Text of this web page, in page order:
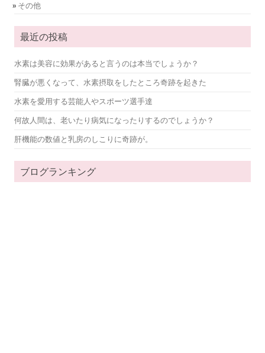
その他
最近の投稿
水素は美容に効果があると言うのは本当でしょうか？
腎臓が悪くなって、水素摂取をしたところ奇跡を起きた
水素を愛用する芸能人やスポーツ選手達
何故人間は、老いたり病気になったりするのでしょうか？
肝機能の数値と乳房のしこりに奇跡が。
ブログランキング